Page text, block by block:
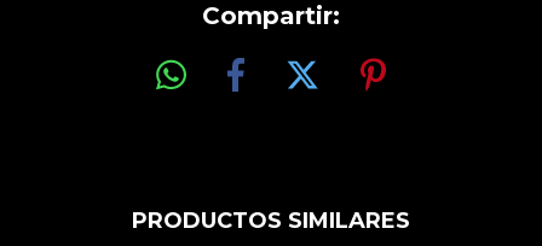
Compartir:
PRODUCTOS SIMILARES